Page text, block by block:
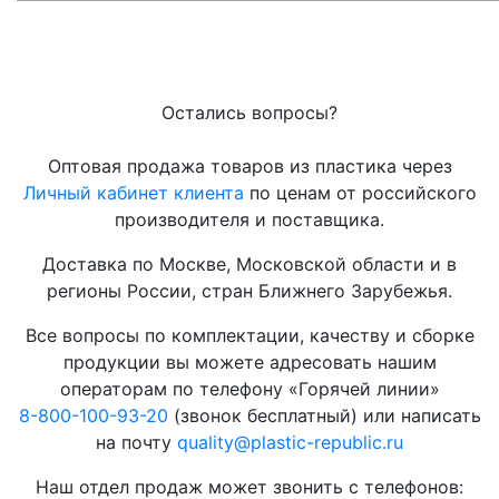
Остались вопросы?
Оптовая продажа товаров из пластика через
Личный кабинет клиента по ценам от российского
производителя и поставщика.
Доставка по Москве, Московской области и в
регионы России, стран Ближнего Зарубежья.
Все вопросы по комплектации, качеству и сборке
продукции вы можете адресовать нашим
операторам по телефону «Горячей линии»
8-800-100-93-20 (звонок бесплатный) или написать
на почту quality@plastic-republic.ru
Наш отдел продаж может звонить с телефонов: